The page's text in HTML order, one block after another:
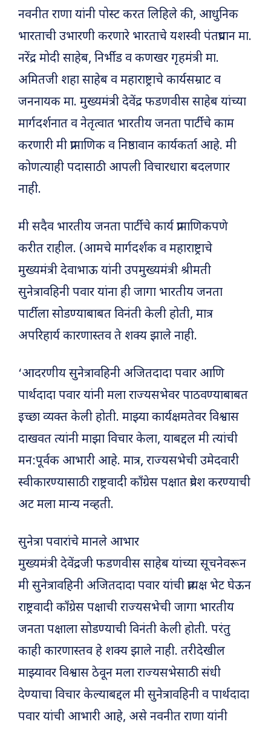
नवनीत राणा यांनी पोस्ट करत लिहिले की, आधुनिक
भारताची उभारणी करणारे भारताचे यशस्वी पंतप्रधान मा.
नरेंद्र मोदी साहेब, निर्भीड व कणखर गृहमंत्री मा.
अमितजी शहा साहेब व महाराष्ट्राचे कार्यसम्राट व
जननायक मा. मुख्यमंत्री देवेंद्र फडणवीस साहेब यांच्या
मार्गदर्शनात व नेतृत्वात भारतीय जनता पार्टीचे काम
करणारी मी प्रामाणिक व निष्ठावान कार्यकर्ता आहे. मी
कोणत्याही पदासाठी आपली विचारधारा बदलणार
नाही.
मी सदैव भारतीय जनता पार्टीचे कार्य प्रामाणिकपणे
करीत राहील. (आमचे मार्गदर्शक व महाराष्ट्राचे
मुख्यमंत्री देवाभाऊ यांनी उपमुख्यमंत्री श्रीमती
सुनेत्रावहिनी पवार यांना ही जागा भारतीय जनता
पार्टीला सोडण्याबाबत विनंती केली होती, मात्र
अपरिहार्य कारणास्तव ते शक्य झाले नाही.
‘आदरणीय सुनेत्रावहिनी अजितदादा पवार आणि
पार्थदादा पवार यांनी मला राज्यसभेवर पाठवण्याबाबत
इच्छा व्यक्त केली होती. माझ्या कार्यक्षमतेवर विश्वास
दाखवत त्यांनी माझा विचार केला, याबद्दल मी त्यांची
मन:पूर्वक आभारी आहे. मात्र, राज्यसभेची उमेदवारी
स्वीकारण्यासाठी राष्ट्रवादी काँग्रेस पक्षात प्रवेश करण्याची
अट मला मान्य नव्हती.
सुनेत्रा पवारांचे मानले आभार
मुख्यमंत्री देवेंद्रजी फडणवीस साहेब यांच्या सूचनेवरून
मी सुनेत्रावहिनी अजितदादा पवार यांची प्रत्यक्ष भेट घेऊन
राष्ट्रवादी काँग्रेस पक्षाची राज्यसभेची जागा भारतीय
जनता पक्षाला सोडण्याची विनंती केली होती. परंतु
काही कारणास्तव हे शक्य झाले नाही. तरीदेखील
माझ्यावर विश्वास ठेवून मला राज्यसभेसाठी संधी
देण्याचा विचार केल्याबद्दल मी सुनेत्रावहिनी व पार्थदादा
पवार यांची आभारी आहे, असे नवनीत राणा यांनी